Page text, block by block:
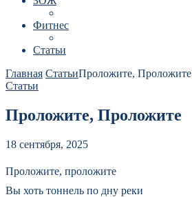
Фитнес
Статьи
Главная СтатьиПроложите, Проложите
Статьи
Проложите, Проложите
18 сентября, 2025
Проложите, проложите
Вы хоть тоннель по дну реки